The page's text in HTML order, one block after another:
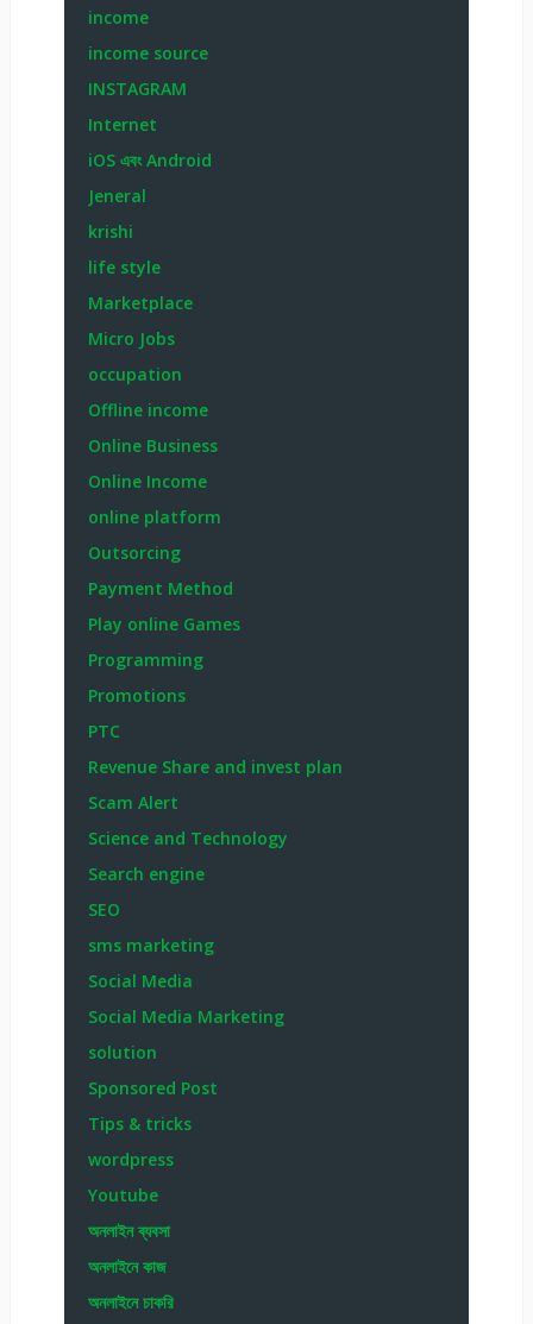
income
income source
INSTAGRAM
Internet
iOS এবং Android
Jeneral
krishi
life style
Marketplace
Micro Jobs
occupation
Offline income
Online Business
Online Income
online platform
Outsorcing
Payment Method
Play online Games
Programming
Promotions
PTC
Revenue Share and invest plan
Scam Alert
Science and Technology
Search engine
SEO
sms marketing
Social Media
Social Media Marketing
solution
Sponsored Post
Tips & tricks
wordpress
Youtube
অনলাইন ব্যবসা
অনলাইনে কাজ
অনলাইনে চাকরি